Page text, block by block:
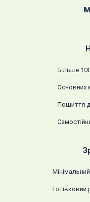
Більше
Основних
Пошиття
Готівковий